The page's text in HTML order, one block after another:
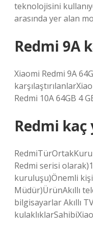
teknolojisini
arasında yer alan
Redmi 9A
Xiaomi Redmi 9A
Redmi 10A 64GB 4
Redmi kaç
Redmi serisi
kuruluşu)Önemli
Müdür)ÜrünAkıllı
bilgisayarlar Akıllı